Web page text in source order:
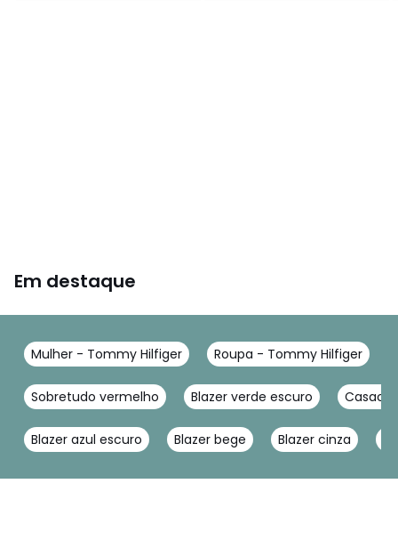
Em destaque
Mulher - Tommy Hilfiger Roupa - Tommy Hilfiger
Sobretudo vermelho Blazer verde escuro Casaco
Blazer azul escuro Blazer bege Blazer cinza